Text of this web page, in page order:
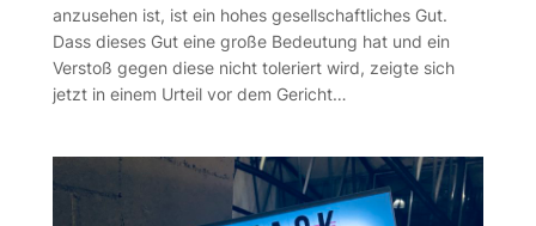
anzusehen ist, ist ein hohes gesellschaftliches Gut.
Dass dieses Gut eine große Bedeutung hat und ein
Verstoß gegen diese nicht toleriert wird, zeigte sich
jetzt in einem Urteil vor dem Gericht…